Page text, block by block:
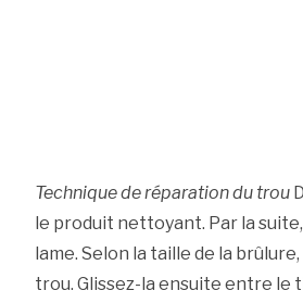
Technique de réparation du trou
le produit nettoyant. Par la
lame. Selon la taille de la
trou. Glissez-la ensuite entre le